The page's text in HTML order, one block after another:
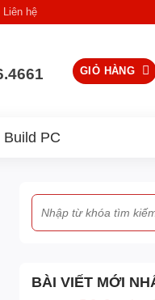
Liên hệ
GIỎ HÀNG
Build PC
BÀI VIẾT MỚI